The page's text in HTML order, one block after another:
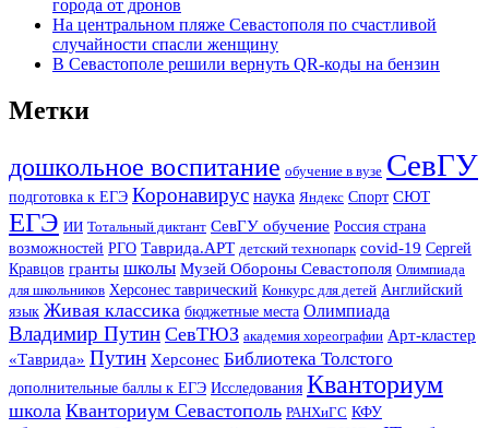
города от дронов
На центральном пляже Севастополя по счастливой
случайности спасли женщину
В Севастополе решили вернуть QR-коды на бензин
Метки
дошкольное воспитание обучение в вузе СевГУ
подготовка к ЕГЭ Коронавирус наука Яндекс Спорт СЮТ
ЕГЭ ИИ Тотальный диктант СевГУ обучение Россия страна
возможностей РГО Таврида.АРТ детский технопарк covid-19 Сергей
Кравцов гранты школы Музей Обороны Севастополя Олимпиада
для школьников Херсонес таврический Конкурс для детей Английский
язык Живая классика бюджетные места Олимпиада
Владимир Путин СевТЮЗ академия хореографии Арт-кластер
«Таврида» Путин Херсонес Библиотека Толстого
дополнительные баллы к ЕГЭ Исследования Кванториум
школа Кванториум Севастополь РАНХиГС КФУ